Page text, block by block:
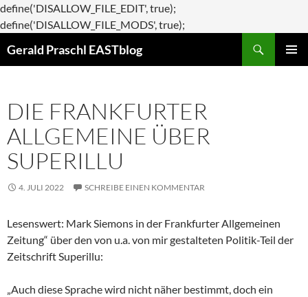
define('DISALLOW_FILE_EDIT', true);
define('DISALLOW_FILE_MODS', true);
Gerald Praschl EASTblog
DIE FRANKFURTER
ALLGEMEINE ÜBER
SUPERILLU
4. JULI 2022 SCHREIBE EINEN KOMMENTAR
Lesenswert: Mark Siemons in der Frankfurter Allgemeinen
Zeitung“ über den von u.a. von mir gestalteten Politik-Teil der
Zeitschrift Superillu:
„Auch diese Sprache wird nicht näher bestimmt, doch ein